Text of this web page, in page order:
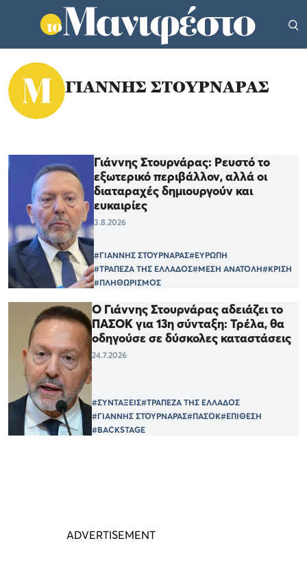
ΓΙΑΝΝΗΣ ΣΤΟΥΡΝΑΡΑΣ
Γιάννης Στουρνάρας: Ρευστό το
εξωτερικό περιβάλλον, αλλά οι
διαταραχές δημιουργούν και
ευκαιρίες
3.8.2026
#ΓΙΑΝΝΗΣ ΣΤΟΥΡΝΑΡΑΣ#ΕΥΡΩΠΗ
#ΤΡΑΠΕΖΑ ΤΗΣ ΕΛΛΑΔΟΣ#ΜΕΣΗ ΑΝΑΤΟΛΗ#ΚΡΙΣΗ
#ΠΛΗΘΩΡΙΣΜΟΣ
Ο Γιάννης Στουρνάρας αδειάζει το
ΠΑΣΟΚ για 13η σύνταξη: Τρέλα, θα
οδηγούσε σε δύσκολες καταστάσεις
24.7.2026
#ΣΥΝΤΑΞΕΙΣ#ΤΡΑΠΕΖΑ ΤΗΣ ΕΛΛΑΔΟΣ
#ΓΙΑΝΝΗΣ ΣΤΟΥΡΝΑΡΑΣ#ΠΑΣΟΚ#ΕΠΙΘΕΣΗ
#BACKSTAGE